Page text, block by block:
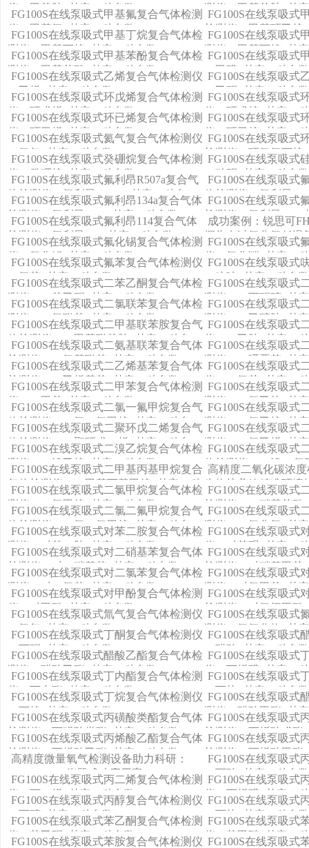
仪（甲苯胺+其它11种参数）
测仪（甲基苯胺+其
FG100S在线泵吸式甲基氟复合气体检测
仪（甲基氟+其它11种参数）
FG100S在线泵吸式
检测仪（甲基环乙烷
FG100S在线泵吸式甲基丁烷复合气体检
测仪（甲基丁烷+其它11种参数）
FG100S在线泵吸式
测仪（甲基丙烷+其
FG100S在线泵吸式甲基苯酚复合气体检
测仪（甲基苯酚+其它11种参数）
FG100S在线泵吸式
（甲醛+其它11种参
FG100S在线泵吸式乙烯复合气体检测仪
（乙烯+其它11种参数）
FG100S在线泵吸式
（乙酮+其它11种参
FG100S在线泵吸式环戊烯复合气体检测
仪（环戊烯+其它11种参数）
FG100S在线泵吸式
仪（环戊烷+其它11
FG100S在线泵吸式环已烯复合气体检测
仪（环已烯+其它11种参数）
FG100S在线泵吸式
仪（环已烷+其它11
FG100S在线泵吸式氦气复合气体检测仪
（氦气+其它11种参数）
FG100S在线泵吸式
检测仪（环氧氯丙烷
FG100S在线泵吸式癸硼烷复合气体检测
仪（癸硼烷+其它11种参数）
FG100S在线泵吸式
（硅酮+其它11种参
FG100S在线泵吸式氟利昂R507a复合气
体检测仪（氟利昂R507a+其它11种参
数）
FG100S在线泵吸式
体检测仪（氟利昂
数）
FG100S在线泵吸式氟利昂134a复合气体
检测仪（氟利昂134a+其它11种参数）
FG100S在线泵吸式
检测仪（氟利昂125+
FG100S在线泵吸式氟利昂114复合气体
检测仪（氟利昂114+其它11种参数）
成功案例：锐思可
探头在过氧化氢低温
应用
FG100S在线泵吸式氟化锡复合气体检测
仪（氟化锡+其它11种参数）
FG100S在线泵吸式
仪（氟化羰+其它11
FG100S在线泵吸式氟苯复合气体检测仪
（氟苯+其它11种参数）
FG100S在线泵吸式
（呋喃+其它11种参
FG100S在线泵吸式二苯乙酮复合气体检
测仪（二苯乙酮+其它11种参数）
FG100S在线泵吸式
测仪（二丙酮醇+其
FG100S在线泵吸式二氯联苯复合气体检
测仪（二氯联苯+其它11种参数）
FG100S在线泵吸式
测仪（二乙醇胺+其
FG100S在线泵吸式二甲基联苯胺复合气
体检测仪（二甲基联苯胺+其它11种参
数）
FG100S在线泵吸式
仪（二乙胺+其它11
FG100S在线泵吸式二氨基联苯复合气体
检测仪（二氨基联苯+其它11种参数）
FG100S在线泵吸式
测仪（二噁恶英+其
FG100S在线泵吸式二乙烯基苯复合气体
检测仪（二乙烯基苯+其它11种参数）
FG100S在线泵吸式
仪（二氯苯+其它11
FG100S在线泵吸式二甲苯复合气体检测
仪（二甲苯+其它11种参数）
FG100S在线泵吸式
测仪（二氯乙炔+其
FG100S在线泵吸式二氯一氟甲烷复合气
体检测仪（二氯一氟甲烷+其它11种参
数）
FG100S在线泵吸式
测仪（二氟乙烷+其
FG100S在线泵吸式二聚环戊二烯复合气
体检测仪（二聚环戊二烯+其它11种参
数）
FG100S在线泵吸式
测仪（二氟乙烯+其
FG100S在线泵吸式二溴乙烷复合气体检
测仪（二溴乙烷+其它11种参数）
FG100S在线泵吸式
体检测仪（二溴-3-
数）
FG100S在线泵吸式二甲基丙基甲烷复合
气体检测仪（二甲基丙基甲烷+其它11种
参数）
高精度二氧化碳浓
生物培养箱精准环境
FG100S在线泵吸式二氯甲烷复合气体检
测仪（二氯甲烷+其它11种参数）
FG100S在线泵吸式
检测仪（二硝基苯酚
FG100S在线泵吸式二氯二氟甲烷复合气
体检测仪（二氯二氟甲烷+其它11种参
数）
FG100S在线泵吸式
测仪（二氧化氯+其
FG100S在线泵吸式对苯二胺复合气体检
测仪（对苯二胺+其它11种参数）
FG100S在线泵吸式
仪（对苯醌+其它11
FG100S在线泵吸式对二硝基苯复合气体
检测仪（对二硝基苯+其它11种参数）
FG100S在线泵吸式
检测仪（对硝基甲苯
FG100S在线泵吸式对二氯苯复合气体检
测仪（对二氯苯+其它11种参数）
FG100S在线泵吸式
测仪（对氯甲苯+其
FG100S在线泵吸式对甲酚复合气体检测
仪（对甲酚+其它11种参数）
FG100S在线泵吸式
检测仪（对氯间甲酚
FG100S在线泵吸式氚气复合气体检测仪
（氚气+其它11种参数）
FG100S在线泵吸式
测仪（氮氧化物+其
FG100S在线泵吸式丁酮复合气体检测仪
（丁酮+其它11种参数）
FG100S在线泵吸式
（醋酸+其它11种参
FG100S在线泵吸式醋酸乙酯复合气体检
测仪（醋酸乙酯+其它11种参数）
FG100S在线泵吸式
仪（丁烯醛+其它11
FG100S在线泵吸式丁内酯复合气体检测
仪（丁内酯+其它11种参数）
FG100S在线泵吸式
（丁炔+其它11种参
FG100S在线泵吸式丁烷复合气体检测仪
（丁烷+其它11种参数）
FG100S在线泵吸式
测仪（醋酸甲酯+其
FG100S在线泵吸式丙磺酸类酯复合气体
检测仪（丙磺酸类酯+其它11种参数）
FG100S在线泵吸式
检测仪（丙烯酸戊酯
FG100S在线泵吸式丙烯酸乙酯复合气体
检测仪（丙烯酸乙酯+其它11种参数）
FG100S在线泵吸式
检测仪（丙烯酸甲酯
高精度微量氧气检测设备助力科研：
FG100M-O2仪器成功应用案
FG100S在线泵吸式
（丙酸+其它11种参
FG100S在线泵吸式丙二烯复合气体检测
仪（丙二烯+其它11种参数）
FG100S在线泵吸式
仪（丙烯醛+其它11
FG100S在线泵吸式丙醇复合气体检测仪
（丙醇+其它11种参数）
FG100S在线泵吸式
（丙炔+其它11种参
FG100S在线泵吸式苯乙酮复合气体检测
仪（苯乙酮+其它11种参数）
FG100S在线泵吸式
仪（苯甲醚+其它11
FG100S在线泵吸式苯胺复合气体检测仪 FG100S在线泵吸式